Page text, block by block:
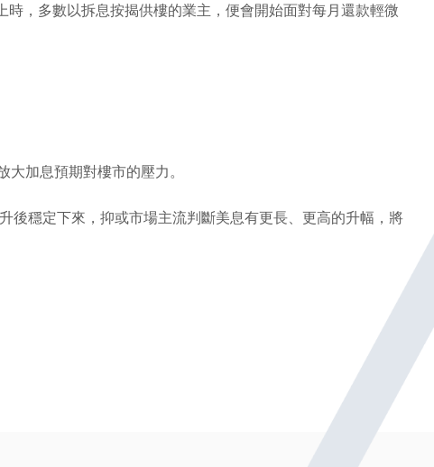
，多數以拆息按揭供樓的業主，便會開始面對每月還款輕微
加息預期對樓市的壓力。
後穩定下來，抑或市場主流判斷美息有更長、更高的升幅，將